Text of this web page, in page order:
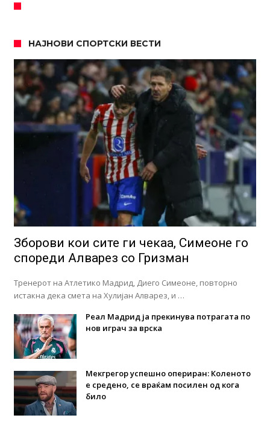
НАЈНОВИ СПОРТСКИ ВЕСТИ
Зборови кои сите ги чекаа, Симеоне го
спореди Алварез со Гризман
Тренерот на Атлетико Мадрид, Диего Симеоне, повторно
истакна дека смета на Хулијан Алварез, и …
Реал Мадрид ја прекинува потрагата по
нов играч за врска
Мекгрегор успешно опериран: Коленото
е средено, се враќам посилен од кога
било